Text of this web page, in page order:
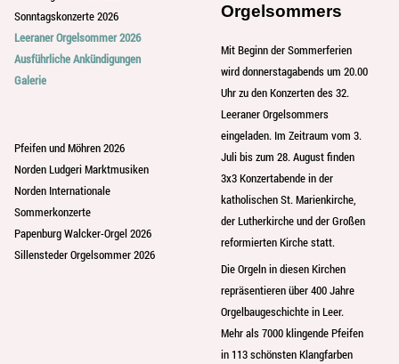
Sonntagskonzerte 2026
Leeraner Orgelsommer 2026
Ausführliche Ankündigungen
Galerie
Pfeifen und Möhren 2026
Norden Ludgeri Marktmusiken
Norden Internationale
Sommerkonzerte
Papenburg Walcker-Orgel 2026
Sillensteder Orgelsommer 2026
Orgelsommers
Mit Beginn der Sommerferien
wird donnerstagabends um 20.00
Uhr zu den Konzerten des 32.
Leeraner Orgelsommers
eingeladen. Im Zeitraum vom 3.
Juli bis zum 28. August finden
3x3 Konzertabende in der
katholischen St. Marienkirche,
der Lutherkirche und der Großen
reformierten Kirche statt.
Die Orgeln in diesen Kirchen
repräsentieren über 400 Jahre
Orgelbaugeschichte in Leer.
Mehr als 7000 klingende Pfeifen
in 113 schönsten Klangfarben